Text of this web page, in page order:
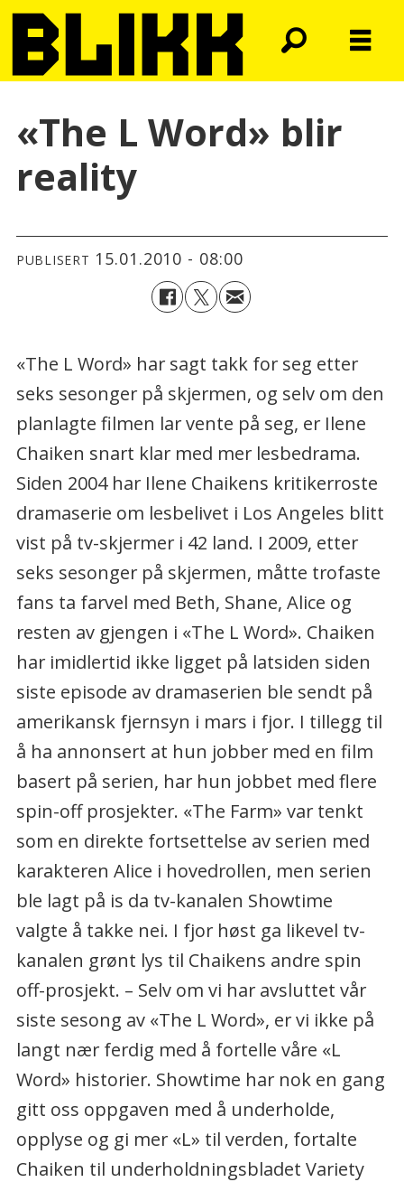
«The L Word» blir
reality
PUBLISERT 15.01.2010 - 08:00
«The L Word» har sagt takk for seg etter
seks sesonger på skjermen, og selv om den
planlagte filmen lar vente på seg, er Ilene
Chaiken snart klar med mer lesbedrama.
Siden 2004 har Ilene Chaikens kritikerroste
dramaserie om lesbelivet i Los Angeles blitt
vist på tv-skjermer i 42 land. I 2009, etter
seks sesonger på skjermen, måtte trofaste
fans ta farvel med Beth, Shane, Alice og
resten av gjengen i «The L Word». Chaiken
har imidlertid ikke ligget på latsiden siden
siste episode av dramaserien ble sendt på
amerikansk fjernsyn i mars i fjor. I tillegg til
å ha annonsert at hun jobber med en film
basert på serien, har hun jobbet med flere
spin-off prosjekter. «The Farm» var tenkt
som en direkte fortsettelse av serien med
karakteren Alice i hovedrollen, men serien
ble lagt på is da tv-kanalen Showtime
valgte å takke nei. I fjor høst ga likevel tv-
kanalen grønt lys til Chaikens andre spin
off-prosjekt. – Selv om vi har avsluttet vår
siste sesong av «The L Word», er vi ikke på
langt nær ferdig med å fortelle våre «L
Word» historier. Showtime har nok en gang
gitt oss oppgaven med å underholde,
opplyse og gi mer «L» til verden, fortalte
Chaiken til underholdningsbladet Variety